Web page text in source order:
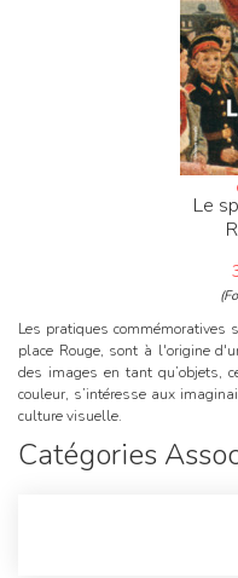
Le
Les pratiques commémoratives
place Rouge, sont à l'origine
des images en tant qu’objets,
couleur, s’intéresse aux
culture visuelle.
Catégories